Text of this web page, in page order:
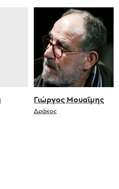
Γιώργος Μουαΐμης
Δράκος